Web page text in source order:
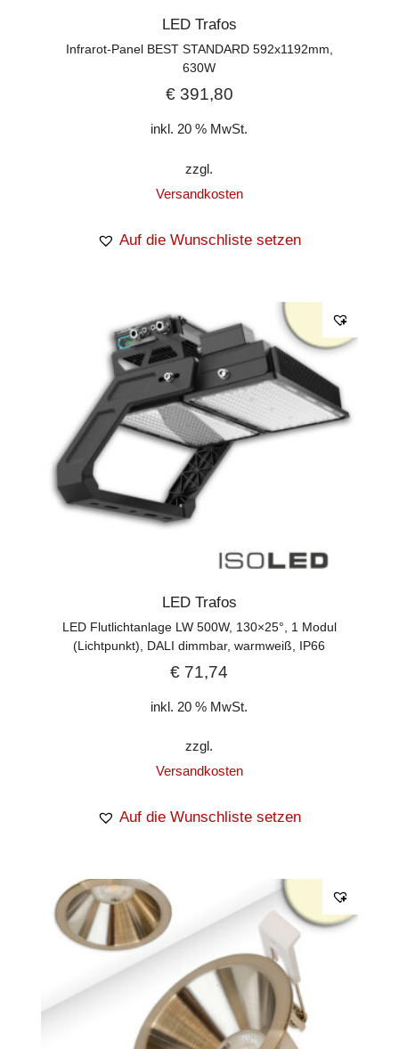
LED Trafos
Infrarot-Panel BEST STANDARD 592x1192mm,
630W
€391,80
inkl. 20 % MwSt.
zzgl.
Versandkosten
Auf die Wunschliste setzen
LED Trafos
LED Flutlichtanlage LW 500W, 130×25°, 1 Modul
(Lichtpunkt), DALI dimmbar, warmweiß, IP66
€ 71,74
inkl. 20 % MwSt.
zzgl.
Versandkosten
Auf die Wunschliste setzen